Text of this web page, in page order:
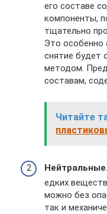
его составе
компоненты,
тщательно
Это особенно
снятие будет
методом.
составам,
Читайте
Нейтральные.
едких
можно без
так и